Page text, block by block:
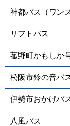
神都バス（ワン
リフトバス
菰野町かもしか
松阪市鈴の音バ
伊勢市おかげバ
八風バス